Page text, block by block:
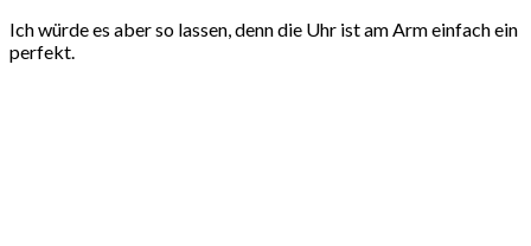
Ich würde es aber so lassen, denn die Uhr ist am Arm einfach ein
perfekt.